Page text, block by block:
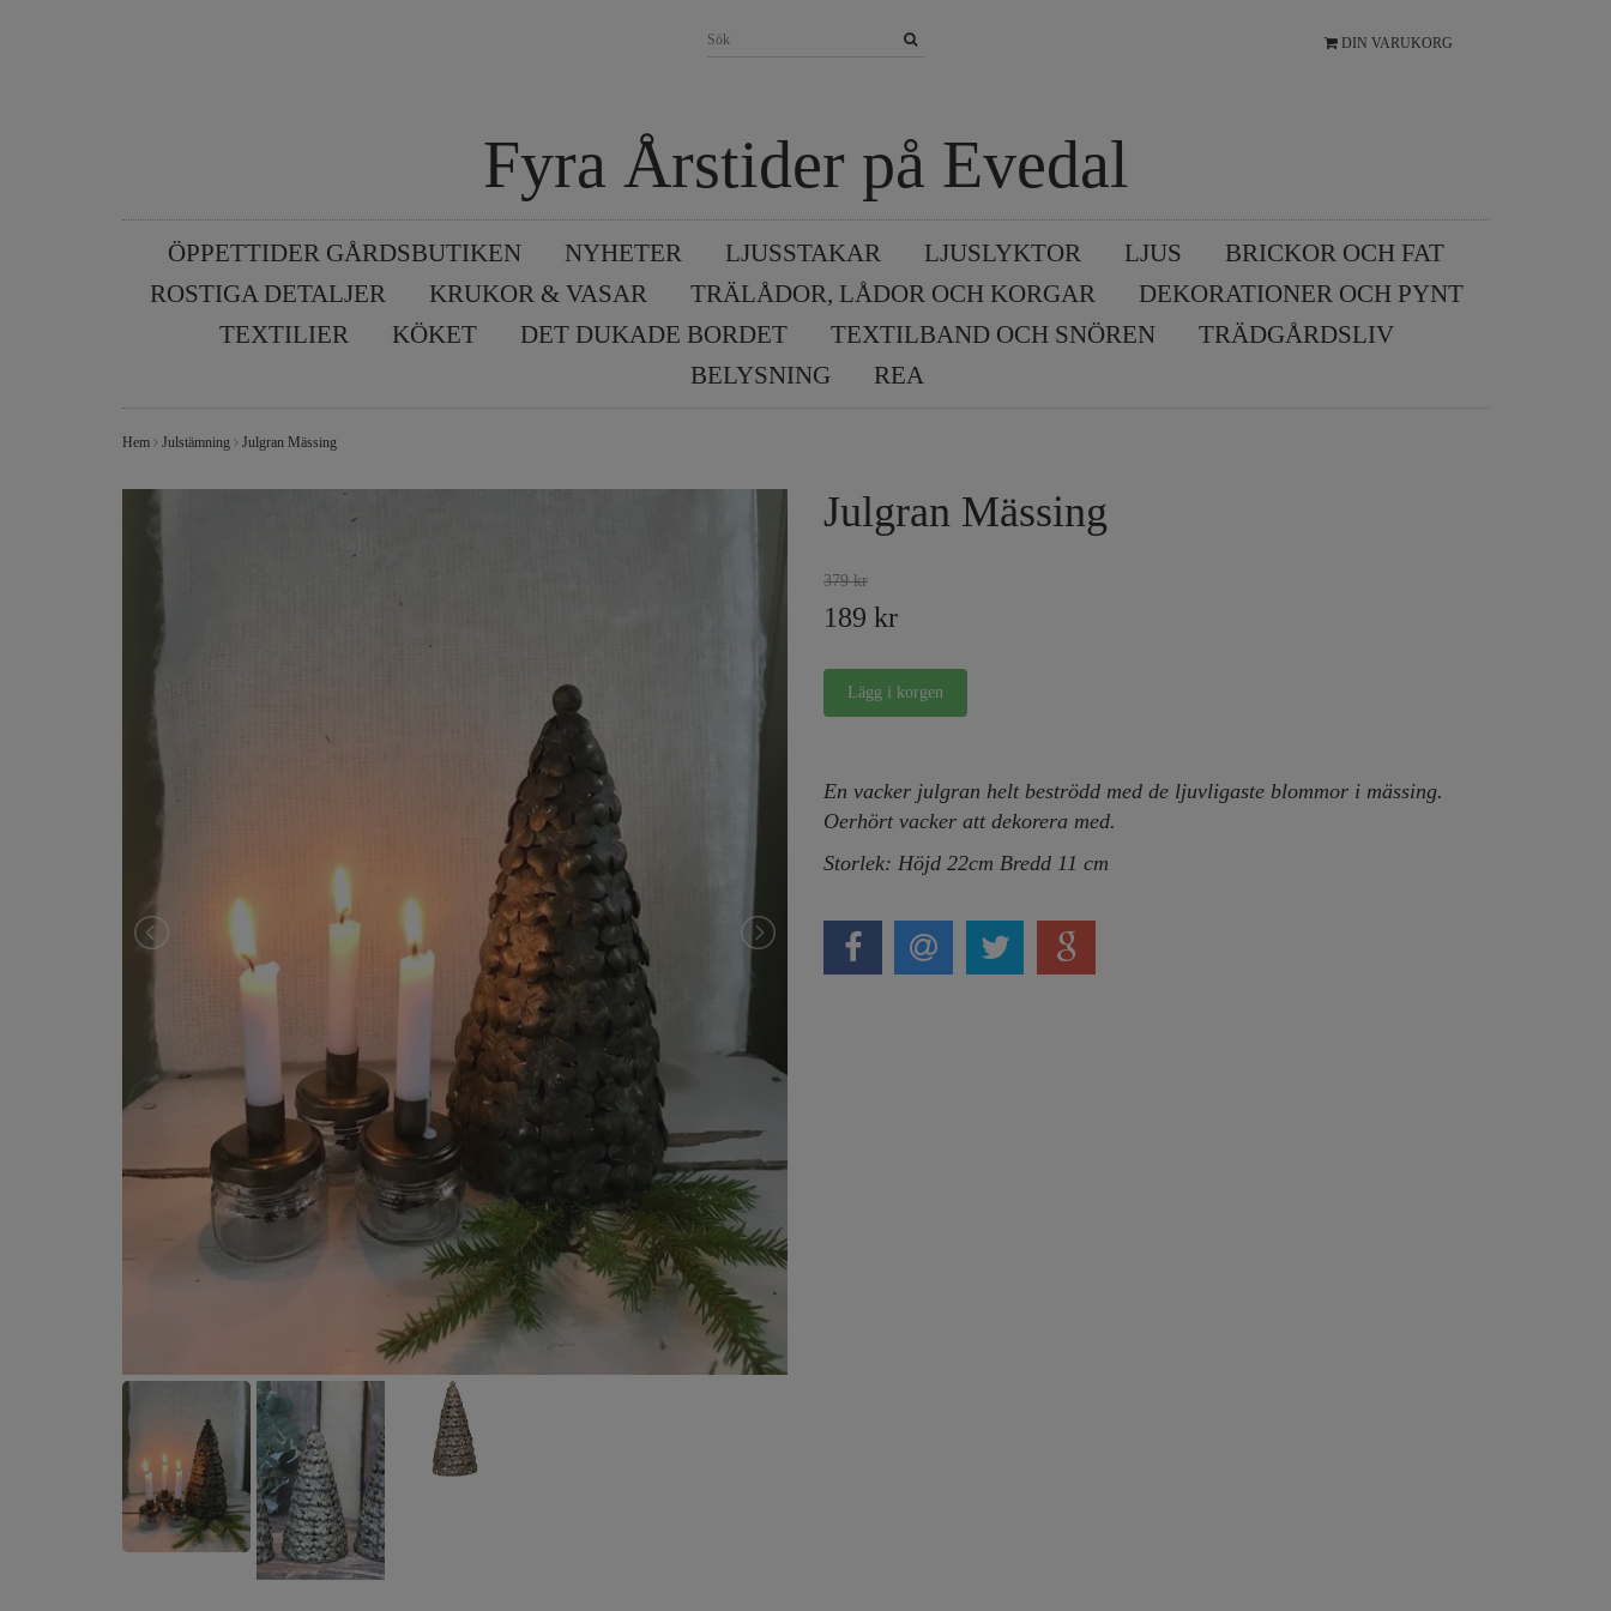
DIN VARUKORG
Fyra Årstider på Evedal
ÖPPETTIDER GÅRDSBUTIKEN NYHETER LJUSSTAKAR LJUSLYKTOR LJUS
BRICKOR OCH FAT
ROSTIGA DETALJER
KRUKOR & VASAR TRÄLÅDOR, LÅDOR OCH KORGAR
DEKORATIONER OCH PYNT
TEXTILIER
KÖKET DET DUKADE BORDET TEXTILBAND OCH SNÖREN
TRÄDGÅRDSLIV
BELYSNING
REA
Hem Julstämning Julgran Mässing
Julgran Mässing
379 kr
189 kr
En vacker julgran helt beströdd med de ljuvligaste blommor i mässing.
Oerhört vacker att dekorera med.
Storlek: Höjd 22cm Bredd 11 cm